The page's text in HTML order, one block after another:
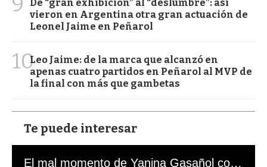
De “gran exhibición” al “deslumbre”: así
vieron en Argentina otra gran actuación de
Leonel Jaime en Peñarol
10Leo Jaime: de la marca que alcanzó en
apenas cuatro partidos en Peñarol al MVP de
la final con más que gambetas
Te puede interesar
El mal momento de Yanina Gasañol con un hincha argentino en "Subrayado"